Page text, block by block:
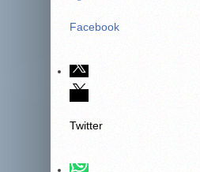
Facebook
Twitter